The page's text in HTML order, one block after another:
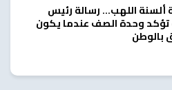
اللهب… رسالة رئيس
تؤكد وحدة الصف عندما يكون
بالوطن